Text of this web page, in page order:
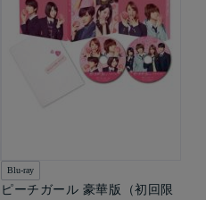
Blu-ray
ピーチガール 豪華版（初回限